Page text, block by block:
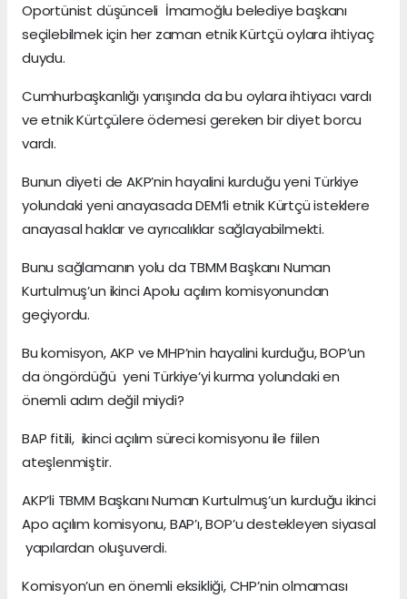
Oportünist düşünceli İmamoğlu belediye başkanı
seçilebilmek için her zaman etnik Kürtçü oylara ihtiyaç
duydu.
Cumhurbaşkanlığı yarışında da bu oylara ihtiyacı vardı
ve etnik Kürtçülere ödemesi gereken bir diyet borcu
vardı.
Bunun diyeti de AKP’nin hayalini kurduğu yeni Türkiye
yolundaki yeni anayasada DEM’li etnik Kürtçü isteklere
anayasal haklar ve ayrıcalıklar sağlayabilmekti.
Bunu sağlamanın yolu da TBMM Başkanı Numan
Kurtulmuş’un ikinci Apolu açılım komisyonundan
geçiyordu.
Bu komisyon, AKP ve MHP’nin hayalini kurduğu, BOP’un
da öngördüğü yeni Türkiye’yi kurma yolundaki en
önemli adım değil miydi?
BAP fitili, ikinci açılım süreci komisyonu ile fiilen
ateşlenmiştir.
AKP’li TBMM Başkanı Numan Kurtulmuş’un kurduğu ikinci
Apo açılım komisyonu, BAP’ı, BOP’u destekleyen siyasal
yapılardan oluşuverdi.
Komisyon’un en önemli eksikliği, CHP’nin olmaması